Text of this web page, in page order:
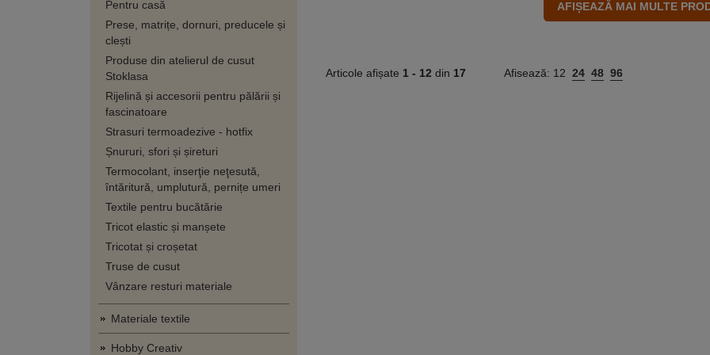
Pentru casă
Prese, matrițe, dornuri, preducele și
clești
Produse din atelierul de cusut
Stoklasa
Rijelină și accesorii pentru pălării și
fascinatoare
Strasuri termoadezive - hotfix
Șnururi, sfori și șireturi
Termocolant, inserţie neţesută,
întăritură, umplutură, pernițe umeri
Textile pentru bucătărie
Tricot elastic și manșete
Tricotat și croșetat
Truse de cusut
Vânzare resturi materiale
Materiale textile
Hobby Creativ
Articole afișate 1 - 12 din 17 Afisează: 12 24 48 96